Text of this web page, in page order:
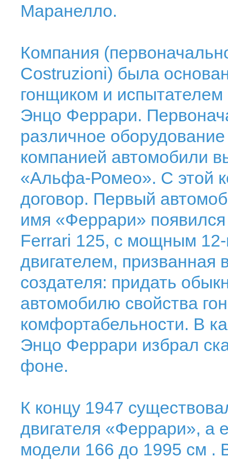
Маранелло.
Компания
Costruzioni) была
гонщиком и
Энцо Феррари.
различное
компанией автомобили
«Альфа-Ромео». С этой
договор. Первый
имя «Феррари»
Ferrari 125, с мощным
двигателем, призванная
создателя: придать
автомобилю свойства
комфортабельности. В
Энцо Феррари избрал
фоне.
К концу 1947
двигателя «Феррари», а
модели 166 до 1995 см .